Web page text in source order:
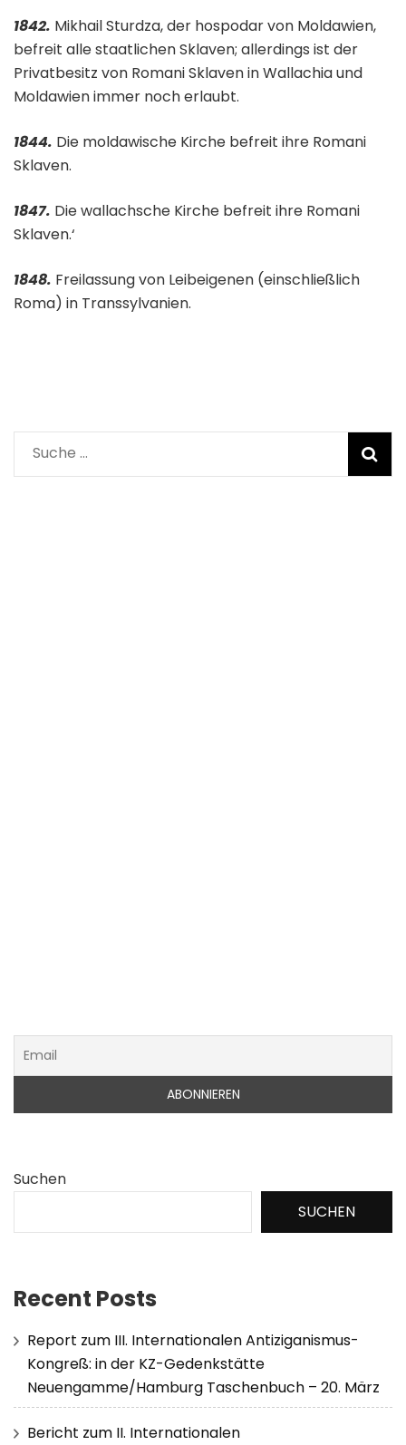
1842. Mikhail Sturdza, der hospodar von Moldawien,
befreit alle staatlichen Sklaven; allerdings ist der
Privatbesitz von Romani Sklaven in Wallachia und
Moldawien immer noch erlaubt.
1844. Die moldawische Kirche befreit ihre Romani
Sklaven.
1847. Die wallachsche Kirche befreit ihre Romani
Sklaven.‘
1848. Freilassung von Leibeigenen (einschließlich
Roma) in Transsylvanien.
Suche
nach:
Suchen
SUCHEN
Recent Posts
Report zum III. Internationalen Antiziganismus-
Kongreß: in der KZ-Gedenkstätte
Neuengamme/Hamburg Taschenbuch – 20. März
Bericht zum II. Internationalen